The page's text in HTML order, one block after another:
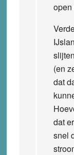
open
slijten
(en
dat
dat
snel